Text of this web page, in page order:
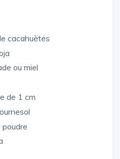
cacahuètes
ou miel
de 1 cm
poudre